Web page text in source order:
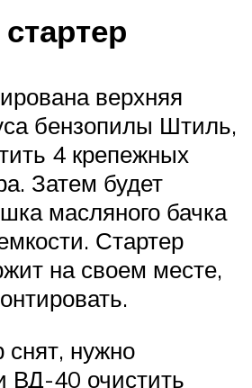
верхняя
бензопилы Штиль,
4 крепежных
Затем будет
масляного бачка
Стартер
на своем месте,
снят, нужно
ВД-40 очистить